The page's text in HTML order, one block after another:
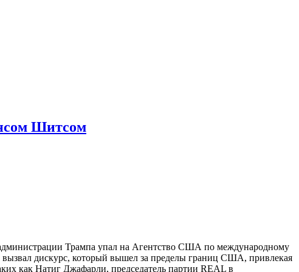
Шитсом
Трампа упал на Агентство США по международному
дискурс, который вышел за пределы границ США, привлекая
как Натиг Джафарли, председатель партии REAL в